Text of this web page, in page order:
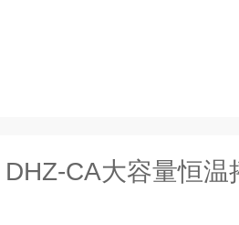
DHZ-CA大容量恒温